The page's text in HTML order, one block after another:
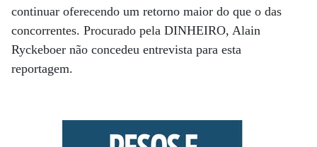
continuar oferecendo um retorno maior do que o das
concorrentes. Procurado pela DINHEIRO, Alain
Ryckeboer não concedeu entrevista para esta
reportagem.